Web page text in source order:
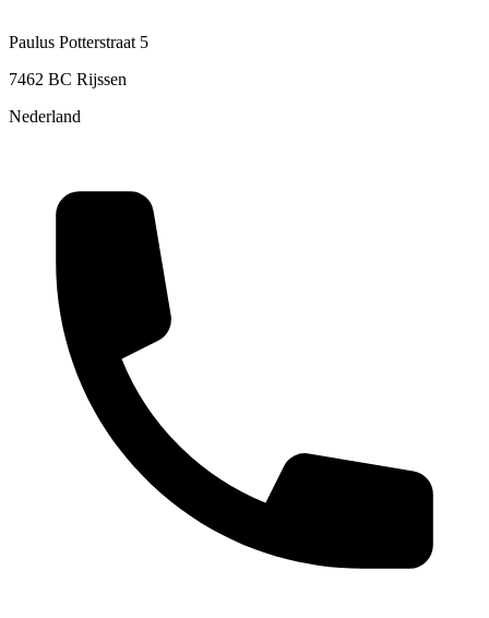
Paulus Potterstraat 5
7462 BC Rijssen
Nederland